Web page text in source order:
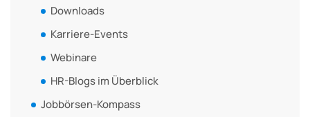
Downloads
Karriere-Events
Webinare
HR-Blogs im Überblick
Jobbörsen-Kompass